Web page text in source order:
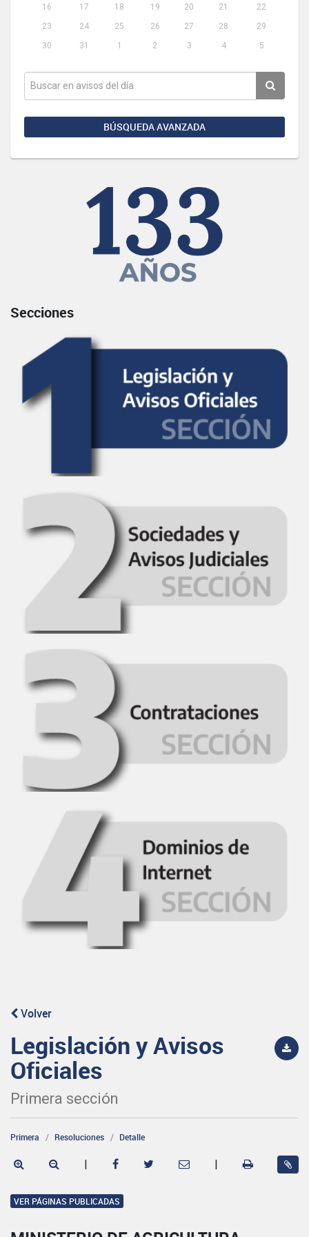
16
17 18 19 20 21
22
23
24 25 26 27 28
29
30
31 1 2 3 4 5
BÚSQUEDA AVANZADA
Secciones
Volver
Legislación y Avisos
Oficiales
Primera sección
Primera Resoluciones Detalle
| |
VER PÁGINAS PUBLICADAS